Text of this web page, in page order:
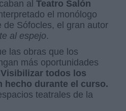
alTeatro Salón
el monólogo
de Sófocles, el gran autor
al espejo.
las obras que los
más oportunidades
Visibilizar todos los
hecho durante el curso.
teatrales de la